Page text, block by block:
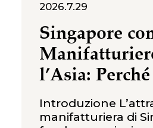
2026.7.29
Singapore
l’Asia:
Più Imprese
Introduzione
manifatturiera di